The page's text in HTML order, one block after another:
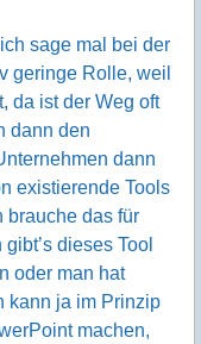
sage mal bei der
geringe Rolle, weil
da ist der Weg oft
dann den
dann
existierende Tools
brauche das für
dieses Tool
oder man hat
kann ja im Prinzip
machen,